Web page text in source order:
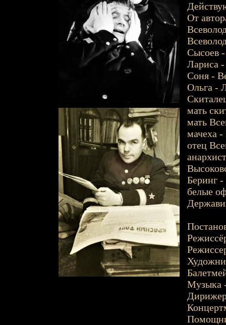
От
Сысоев
Лариса -
Соня -
Ольга -
мать
мать
мачеха
отец
Беринг
белые
Музыка